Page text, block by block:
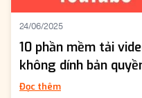
24/06/2025
10 phần mềm tải
không dính bản
Đọc thêm